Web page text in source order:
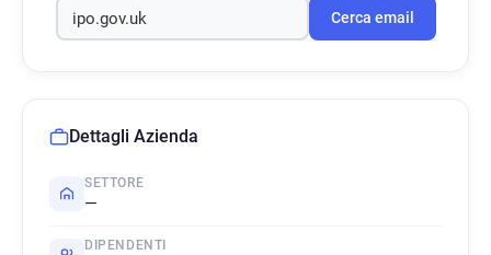
Cerca email
Dettagli Azienda
SETTORE
—
DIPENDENTI